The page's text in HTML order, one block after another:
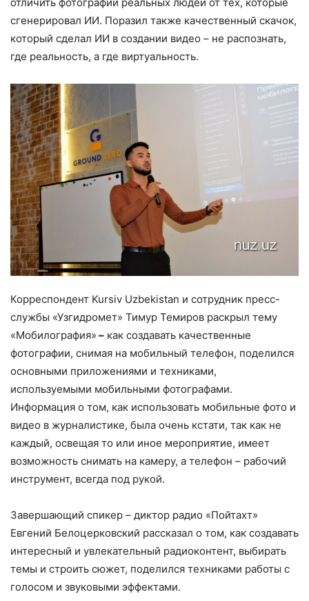
сгенерировал ИИ. Поразил также качественный скачок,
который сделал ИИ в создании видео – не распознать,
где реальность, а где виртуальность.
Корреспондент Kursiv Uzbekistan и сотрудник пресс-
службы «Узгидромет» Тимур Темиров раскрыл тему
«Мобилография» – как создавать качественные
фотографии, снимая на мобильный телефон, поделился
основными приложениями и техниками,
используемыми мобильными фотографами.
Информация о том, как использовать мобильные фото и
видео в журналистике, была очень кстати, так как не
каждый, освещая то или иное мероприятие, имеет
возможность снимать на камеру, а телефон – рабочий
инструмент, всегда под рукой.
Завершающий спикер – диктор радио «Пойтахт»
Евгений Белоцерковский рассказал о том, как создавать
интересный и увлекательный радиоконтент, выбирать
темы и строить сюжет, поделился техниками работы с
голосом и звуковыми эффектами.